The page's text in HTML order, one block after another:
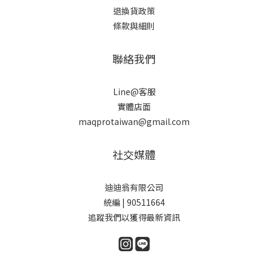
退換貨政策
條款與細則
聯絡我們
Line@客服
實體店面
maqprotaiwan@gmail.com
社交媒體
迪迪翁有限公司
統編 | 90511664
追蹤我們以獲得最新資訊